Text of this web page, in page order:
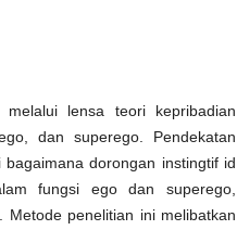
lensa teori kepribadian
dan superego. Pendekatan
dorongan instingtif id
fungsi ego dan superego,
Metode penelitian ini melibatkan